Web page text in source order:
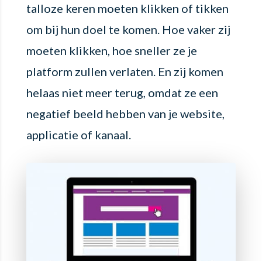
talloze keren moeten klikken of tikken
om bij hun doel te komen. Hoe vaker zij
moeten klikken, hoe sneller ze je
platform zullen verlaten. En zij komen
helaas niet meer terug, omdat ze een
negatief beeld hebben van je website,
applicatie of kanaal.